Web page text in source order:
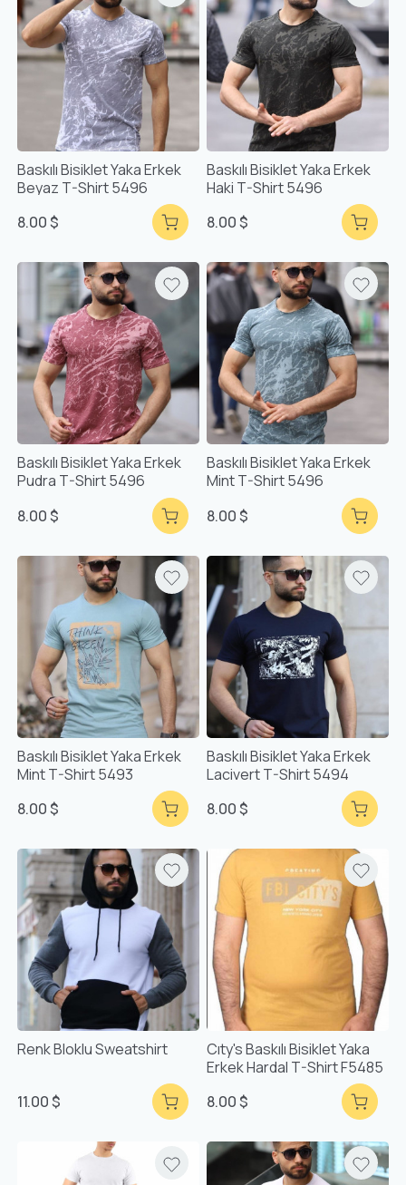
Baskılı Bisiklet Yaka Erkek
Beyaz T-Shirt 5496
8.00 $
Baskılı Bisiklet Yaka Erkek
Haki T-Shirt 5496
8.00 $
Baskılı Bisiklet Yaka Erkek
Pudra T-Shirt 5496
8.00 $
Baskılı Bisiklet Yaka Erkek
Mint T-Shirt 5496
8.00 $
Baskılı Bisiklet Yaka Erkek
Mint T-Shirt 5493
8.00 $
Baskılı Bisiklet Yaka Erkek
Lacivert T-Shirt 5494
8.00 $
Renk Bloklu Sweatshirt
11.00 $
Cıty's Baskılı Bisiklet Yaka
Erkek Hardal T-Shirt F5485
8.00 $